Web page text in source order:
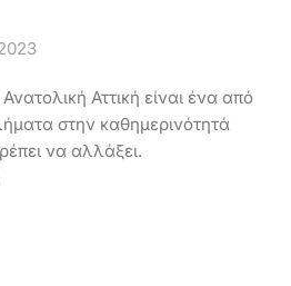
Αττική είναι ένα από
στην καθημερινότητά
να αλλάξει.